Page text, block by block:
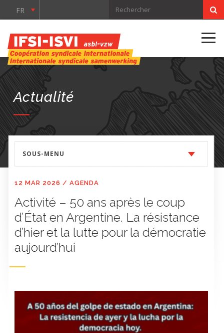
FR
Actualité
SOUS-MENU
12 MAR 2026 / AGENDA
Activité – 50 ans après le coup
d’État en Argentine. La résistance
d’hier et la lutte pour la démocratie
aujourd’hui